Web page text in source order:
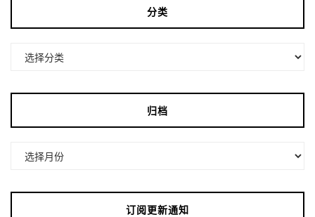
分类
归档
订阅更新通知